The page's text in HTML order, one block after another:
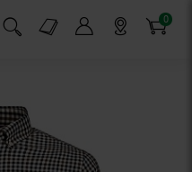
Suchfeld einblenden
Markt-Angebote 0
Artikel